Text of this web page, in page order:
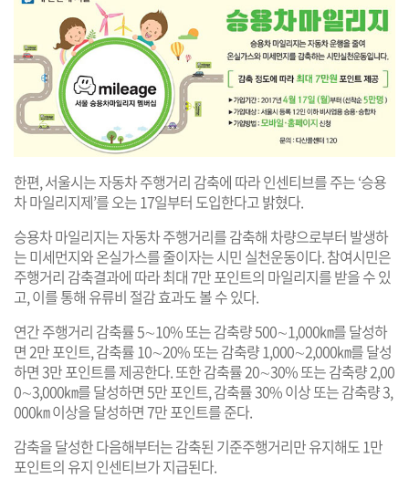
한편, 서울시는 자동차 주행거리 감축에 따라 인센티브를 주는 ‘승용
차 마일리지제’를 오는 17일부터 도입한다고 밝혔다.
승용차 마일리지는 자동차 주행거리를 감축해 차량으로부터 발생하
는 미세먼지와 온실가스를 줄이자는 시민 실천운동이다. 참여시민은
주행거리 감축결과에 따라 최대 7만 포인트의 마일리지를 받을 수 있
고, 이를 통해 유류비 절감 효과도 볼 수 있다.
연간 주행거리 감축률 5∼10% 또는 감축량 500∼1,000㎞를 달성하
면 2만 포인트, 감축률 10∼20% 또는 감축량 1,000∼2,000㎞를 달성
하면 3만 포인트를 제공한다. 또한 감축률 20∼30% 또는 감축량 2,00
0∼3,000㎞를 달성하면 5만 포인트, 감축률 30% 이상 또는 감축량 3,
000㎞ 이상을 달성하면 7만 포인트를 준다.
감축을 달성한 다음해부터는 감축된 기준주행거리만 유지해도 1만
포인트의 유지 인센티브가 지급된다.